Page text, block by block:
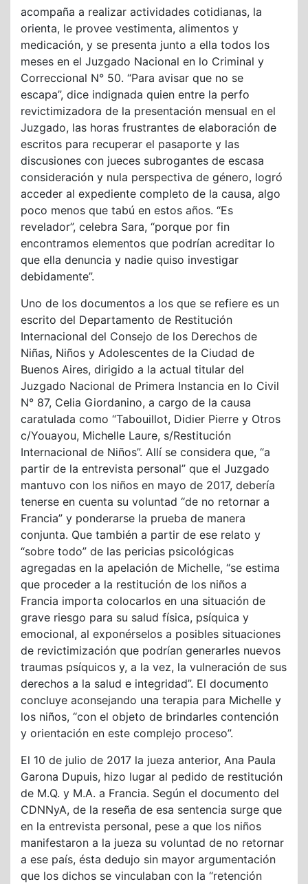
acompaña a realizar actividades cotidianas, la
orienta, le provee vestimenta, alimentos y
medicación, y se presenta junto a ella todos los
meses en el Juzgado Nacional en lo Criminal y
Correccional N° 50. “Para avisar que no se
escapa”, dice indignada quien entre la perfo
revictimizadora de la presentación mensual en el
Juzgado, las horas frustrantes de elaboración de
escritos para recuperar el pasaporte y las
discusiones con jueces subrogantes de escasa
consideración y nula perspectiva de género, logró
acceder al expediente completo de la causa, algo
poco menos que tabú en estos años. “Es
revelador”, celebra Sara, “porque por fin
encontramos elementos que podrían acreditar lo
que ella denuncia y nadie quiso investigar
debidamente”.
Uno de los documentos a los que se refiere es un
escrito del Departamento de Restitución
Internacional del Consejo de los Derechos de
Niñas, Niños y Adolescentes de la Ciudad de
Buenos Aires, dirigido a la actual titular del
Juzgado Nacional de Primera Instancia en lo Civil
N° 87, Celia Giordanino, a cargo de la causa
caratulada como “Tabouillot, Didier Pierre y Otros
c/Youayou, Michelle Laure, s/Restitución
Internacional de Niños”. Allí se considera que, “a
partir de la entrevista personal” que el Juzgado
mantuvo con los niños en mayo de 2017, debería
tenerse en cuenta su voluntad “de no retornar a
Francia” y ponderarse la prueba de manera
conjunta. Que también a partir de ese relato y
“sobre todo” de las pericias psicológicas
agregadas en la apelación de Michelle, “se estima
que proceder a la restitución de los niños a
Francia importa colocarlos en una situación de
grave riesgo para su salud física, psíquica y
emocional, al exponérselos a posibles situaciones
de revictimización que podrían generarles nuevos
traumas psíquicos y, a la vez, la vulneración de sus
derechos a la salud e integridad”. El documento
concluye aconsejando una terapia para Michelle y
los niños, “con el objeto de brindarles contención
y orientación en este complejo proceso”.
El 10 de julio de 2017 la jueza anterior, Ana Paula
Garona Dupuis, hizo lugar al pedido de restitución
de M.Q. y M.A. a Francia. Según el documento del
CDNNyA, de la reseña de esa sentencia surge que
en la entrevista personal, pese a que los niños
manifestaron a la jueza su voluntad de no retornar
a ese país, ésta dedujo sin mayor argumentación
que los dichos se vinculaban con la “retención